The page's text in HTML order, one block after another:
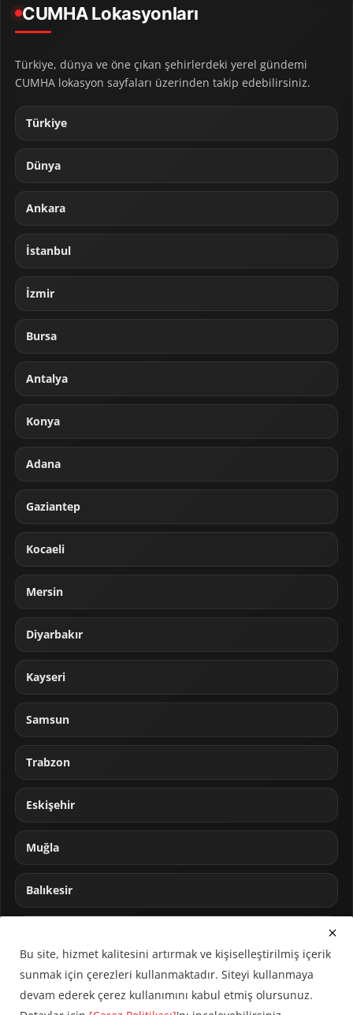
CUMHA Lokasyonları
Türkiye, dünya ve öne çıkan şehirlerdeki yerel gündemi
CUMHA lokasyon sayfaları üzerinden takip edebilirsiniz.
Türkiye
Dünya
Ankara
İstanbul
İzmir
Bursa
Antalya
Konya
Adana
Gaziantep
Kocaeli
Mersin
Diyarbakır
Kayseri
Samsun
Trabzon
Eskişehir
Muğla
Balıkesir
Bu site, hizmet kalitesini artırmak ve kişiselleştirilmiş içerik
sunmak için çerezleri kullanmaktadır. Siteyi kullanmaya
devam ederek çerez kullanımını kabul etmiş olursunuz.